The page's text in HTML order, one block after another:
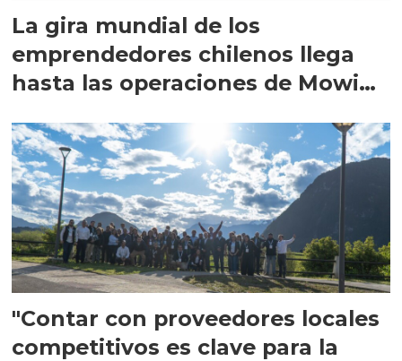
La gira mundial de los
emprendedores chilenos llega
hasta las operaciones de Mowi
"Contar con proveedores locales
competitivos es clave para la